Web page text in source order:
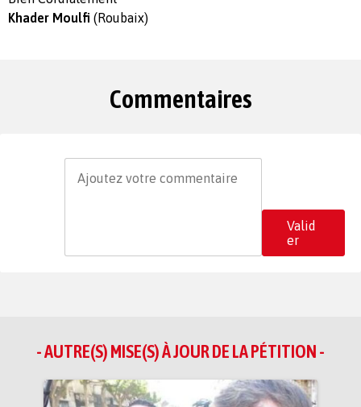
Khader Moulfi (Roubaix)
Commentaires
Valid
er
- AUTRE(S) MISE(S) À JOUR DE LA PÉTITION -